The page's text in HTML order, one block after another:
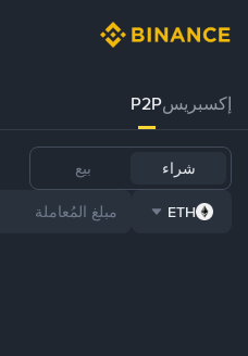
إكسبريسP2P
شراء بيع
ETH